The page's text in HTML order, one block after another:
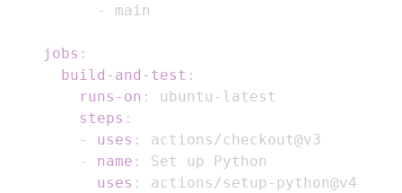
-
jobs :
build-and-test :
runs-on : ubuntu -
steps :
-
uses :
-
name :
uses : actions/setup -